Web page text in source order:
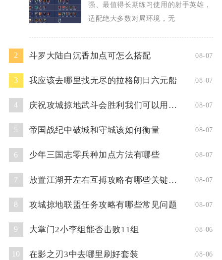
强、最值得长期练习使用的射手英雄，
适配绝大多数对局环境，无
2 斗罗大陆白沉香加点可怎么搭配 08-07
3 我应该去哪里找无尽的拉格朗日六元船 08-07
4 庆祝攻城掠地武斗会胜利我们可以用什么方式 08-07
5 帝国战纪中破城和守城该如何衡量 08-07
6 少年三国志零兵种加点方法有哪些 08-07
7 放置江湖开左右互搏攻略有哪些关键技巧 08-07
8 攻城掠地联盟任务攻略有哪些常见问题 08-07
9 大掌门2小李组能否击败11组 08-06
10 在影之刃3中去哪里刷好套装 08-06